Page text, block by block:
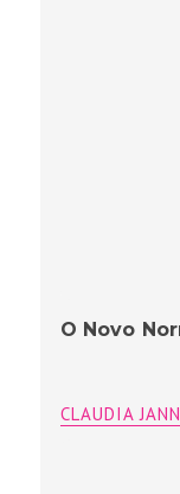
O Novo
CLAUDIA